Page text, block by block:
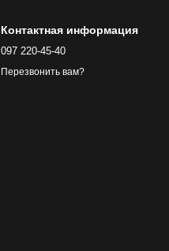
Контактная информация
097 220-45-40
Перезвонить вам?